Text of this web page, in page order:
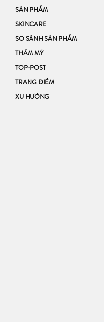
SẢN PHẨM
SKINCARE
SO SÁNH SẢN PHẨM
THẨM MỸ
TOP-POST
TRANG ĐIỂM
XU HƯỚNG